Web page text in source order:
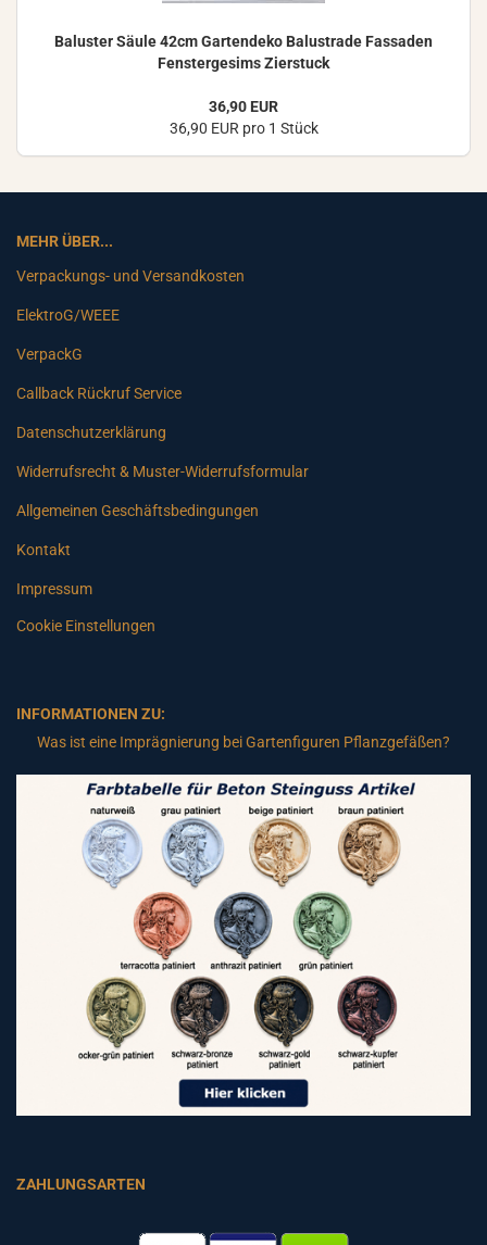
Ba­lus­ter Säule 42cm Gar­ten­de­ko Ba­lus­tra­de Fas­sa­den
Fens­ter­ge­sims Zier­stuck
36,90 EUR
36,90 EUR pro 1 Stück
MEHR ÜBER...
Verpackungs- und Versandkosten
ElektroG/WEEE
VerpackG
Callback Rückruf Service
Datenschutzerklärung
Widerrufsrecht & Muster-Widerrufsformular
Allgemeinen Geschäftsbedingungen
Kontakt
Impressum
Cookie Einstellungen
INFORMATIONEN ZU:
Was ist eine Imprägnierung bei Gartenfiguren Pflanzgefäßen?
ZAHLUNGSARTEN